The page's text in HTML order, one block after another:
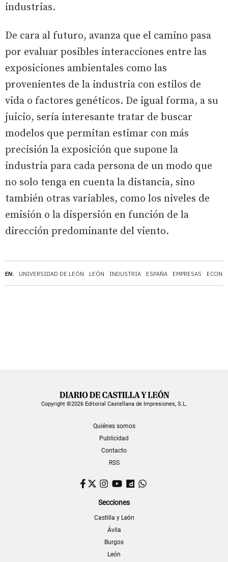
EN: UNIVERSIDAD DE LEÓN LEÓN INDUSTRIA ESPAÑA EMPRESAS
industrias.
De cara al futuro, avanza que el camino pasa
por evaluar posibles interacciones entre las
exposiciones ambientales como las
provenientes de la industria con estilos de
vida o factores genéticos. De igual forma, a su
juicio, sería interesante tratar de buscar
modelos que permitan estimar con más
precisión la exposición que supone la
industria para cada persona de un modo que
no solo tenga en cuenta la distancia, sino
también otras variables, como los niveles de
emisión o la dispersión en función de la
dirección predominante del viento.
Copyright ©2026 Editorial Castellana de Impresiones, S.L.
Quiénes somos
Publicidad
Contacto
RSS
Facebook
TwitterInstagram
YouTubeDailymotion
Secciones
Castilla y León
Ávila
Burgos
León